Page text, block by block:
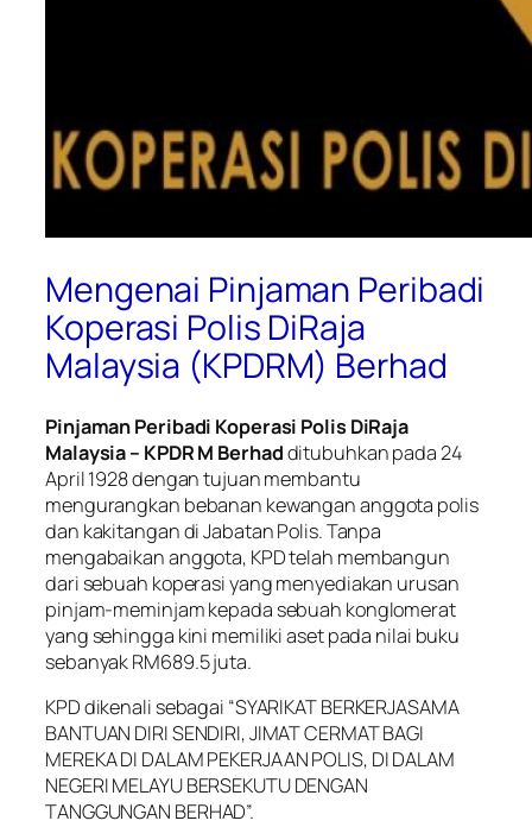
Mengenai Pinjaman Peribadi
Koperasi Polis DiRaja
Malaysia (KPDRM) Berhad
Pinjaman Peribadi Koperasi Polis DiRaja
Malaysia – KPDR M Berhadditubuhkan pada 24
April 1928 dengan tujuan membantu
mengurangkan bebanan kewangan anggota polis
dan kakitangan di Jabatan Polis. Tanpa
mengabaikan anggota, KPD telah membangun
dari sebuah koperasi yang menyediakan urusan
pinjam-meminjam kepada sebuah konglomerat
yang sehingga kini memiliki aset pada nilai buku
sebanyak RM689.5 juta.
KPD dikenali sebagai “SYARIKAT BERKERJASAMA
BANTUAN DIRI SENDIRI, JIMAT CERMAT BAGI
MEREKA DI DALAM PEKERJAAN POLIS, DI DALAM
NEGERI MELAYU BERSEKUTU DENGAN
TANGGUNGAN BERHAD”.